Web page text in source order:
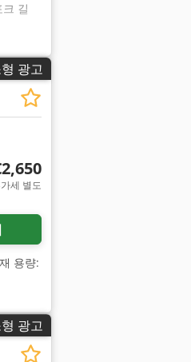
크 길
광고
세 별도
용량:
광고